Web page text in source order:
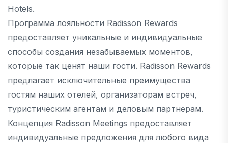
Hotels.
Программа лояльности Radisson Rewards
предоставляет уникальные и индивидуальные
способы создания незабываемых моментов,
которые так ценят наши гости. Radisson Rewards
предлагает исключительные преимущества
гостям наших отелей, организаторам встреч,
туристическим агентам и деловым партнерам.
Концепция Radisson Meetings предоставляет
индивидуальные предложения для любого вида